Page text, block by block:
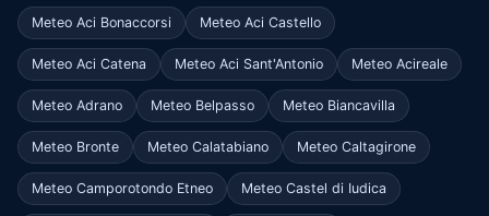
Meteo Aci Bonaccorsi Meteo Aci Castello
Meteo Aci Catena Meteo Aci Sant'Antonio Meteo Acireale
Meteo Adrano Meteo Belpasso Meteo Biancavilla
Meteo Bronte Meteo Calatabiano Meteo Caltagirone
Meteo Camporotondo Etneo Meteo Castel di Iudica